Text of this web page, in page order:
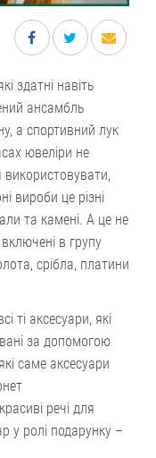
здатні навіть
ансамбль
а спортивний лук
ювеліри не
вироби це різні
та камені. А це не
в групу
срібла, платини
ті аксесуари, які
за допомогою
саме аксесуари
речі для
у ролі подарунку –